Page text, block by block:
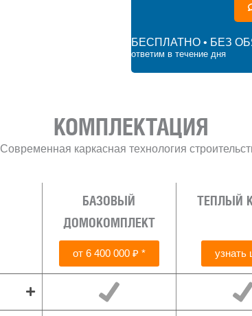
БЕСПЛАТНО • БЕЗ
ответим в течение дня
КОМПЛЕКТАЦИЯ
Современная каркасная технология
БАЗОВЫЙ
ДОМОКОМПЛЕКТ
от 6 400 000 ₽ *
ТЕПЛЫЙ
узнать